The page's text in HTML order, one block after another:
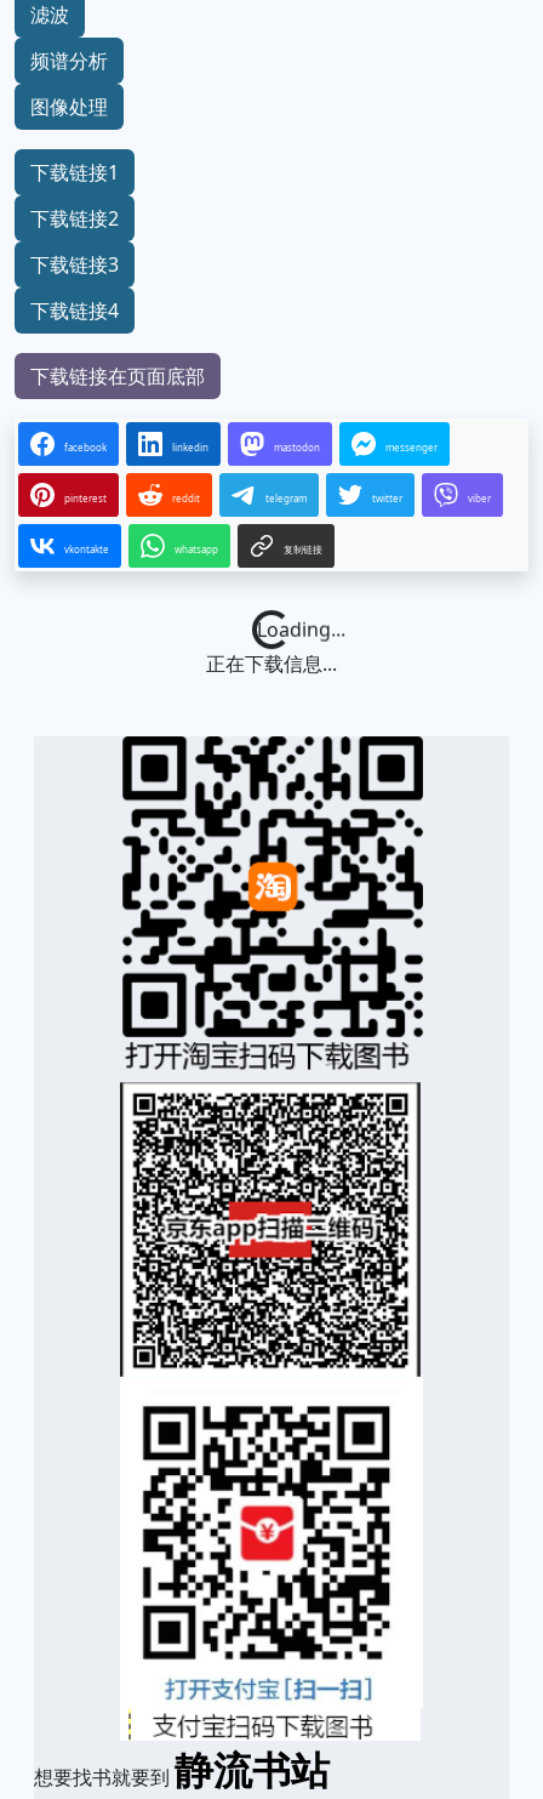
滤波
频谱分析
图像处理
下载链接1
下载链接2
下载链接3
下载链接4
下载链接在页面底部
facebook linkedin mastodon messenger
pinterest reddit telegram twitter viber
vkontakte whatsapp 复制链接
Loading...
正在下载信息...
想要找书就要到 静流书站